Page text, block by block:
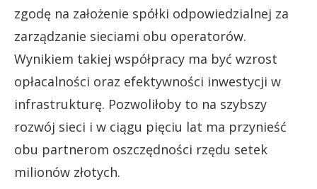
zgodę na założenie spółki odpowiedzialnej za
zarządzanie sieciami obu operatorów.
Wynikiem takiej współpracy ma być wzrost
opłacalności oraz efektywności inwestycji w
infrastrukturę. Pozwoliłoby to na szybszy
rozwój sieci i w ciągu pięciu lat ma przynieść
obu partnerom oszczędności rzędu setek
milionów złotych.